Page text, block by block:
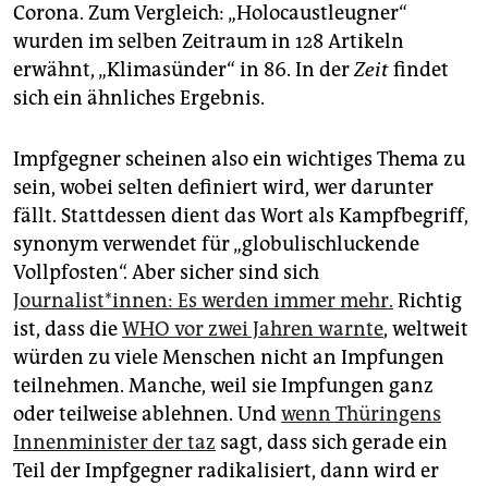
Corona. Zum Vergleich: „Holocaustleugner“
wurden im selben Zeitraum in 128 Artikeln
erwähnt, „Klimasünder“ in 86. In derZeitfindet
sich ein ähnliches Ergebnis.
Impfgegner scheinen also ein wichtiges Thema zu
sein, wobei selten definiert wird, wer darunter
fällt. Stattdessen dient das Wort als Kampfbegriff,
synonym verwendet für „globulischluckende
Vollpfosten“. Aber sicher sind sich
Journalist*innen: Es werden immer mehr. Richtig
ist, dass dieWHO vor zwei Jahren warnte, weltweit
würden zu viele Menschen nicht an Impfungen
teilnehmen. Manche, weil sie Impfungen ganz
oder teilweise ablehnen. Undwenn Thüringens
Innenminister der taz sagt, dass sich gerade ein
Teil der Impfgegner radikalisiert, dann wird er